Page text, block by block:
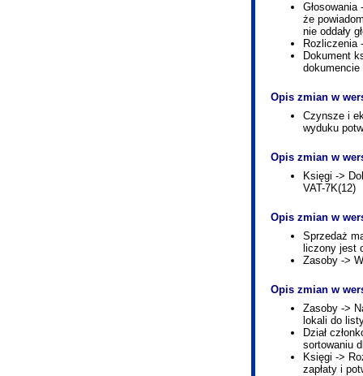
że
nie oddały
Rozliczenia
Dokument
Opis zmian w
Czynsze i
wyduku
Opis zmian w
Księgi ->
VAT-7K(12)
Opis zmian w
Sprzedaż
liczony jest
Zasoby ->
Opis zmian w
Zasoby ->
lokali do
Dział
sortowaniu
Księgi ->
zapłaty i